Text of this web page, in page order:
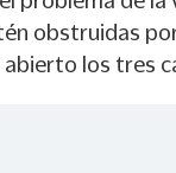
obstruidas
los tres